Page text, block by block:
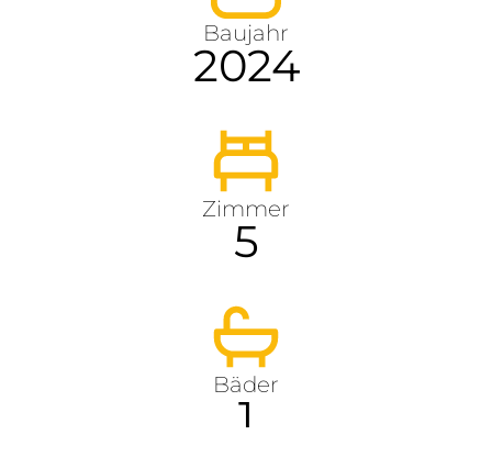
Baujahr
2024
Zimmer
5
Bäder
1